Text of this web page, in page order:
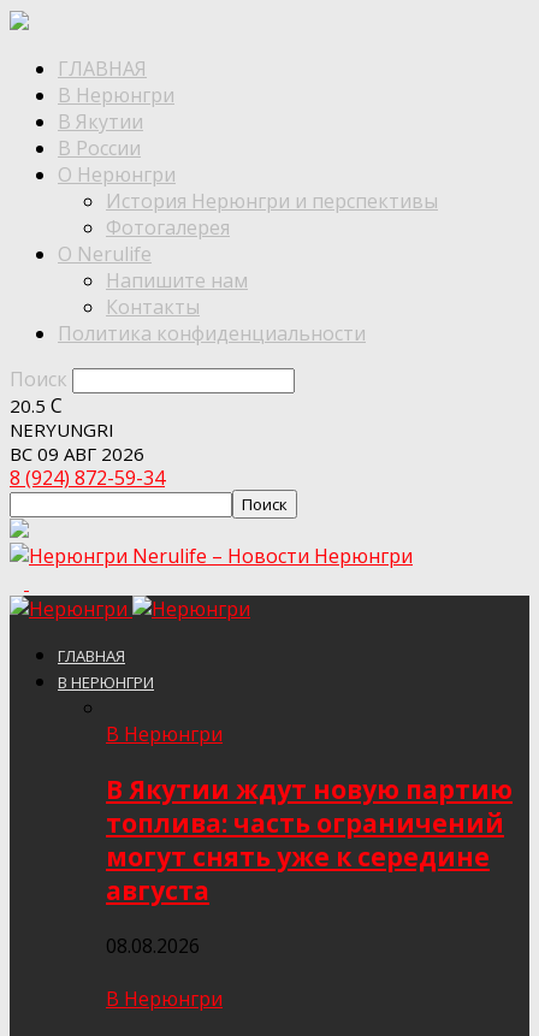
ГЛАВНАЯ
В Нерюнгри
В Якутии
В России
О Нерюнгри
История Нерюнгри и перспективы
Фотогалерея
О Nerulife
Напишите нам
Контакты
Политика конфиденциальности
Поиск
20.5 C
NERYUNGRI
ВС 09 АВГ 2026
8 (924) 872-59-34
Nerulife – Новости Нерюнгри
ГЛАВНАЯ
В НЕРЮНГРИ
В Нерюнгри
В Якутии ждут новую партию
топлива: часть ограничений
могут снять уже к середине
августа
08.08.2026
В Нерюнгри